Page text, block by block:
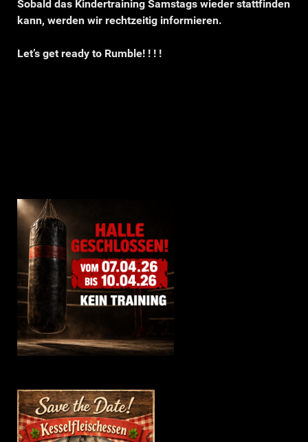
Sobald das Kindertraining Samstags wieder stattfinden
kann, werden wir rechtzeitig informieren.
Let’s get ready to Rumble! ! ! !